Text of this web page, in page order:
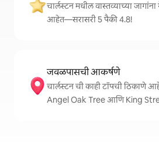
चार्लस्टन मधील वास्तव्याच्या
आहेत—सरासरी 5 पैकी 4.8!
जवळपासची आकर्षणे
चार्लस्टन ची काही टॉपची ठिकाणे
Angel Oak Tree आणि King